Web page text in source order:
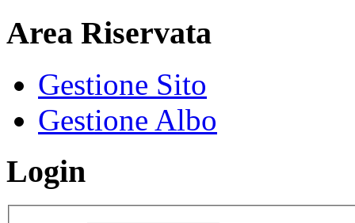
Area Riservata
Gestione Sito
Gestione Albo
Login